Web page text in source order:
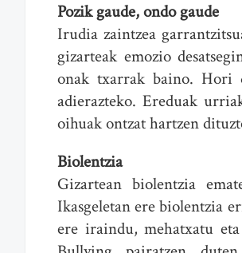
Pozik gaude, ondo gaude
Irudia zaintzea
gizarteak emozio
onak txarrak baino. Hori
adierazteko. Ereduak
oihuak ontzat hartzen
Biolentzia
Gizartean biolentzia
Ikasgeletan ere biolentzia
ere iraindu, mehatxatu